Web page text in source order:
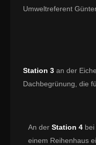
Umweltreferent
Station 3 an der
Dachbegrünung, die
An der Station 4
einem Reihenhaus